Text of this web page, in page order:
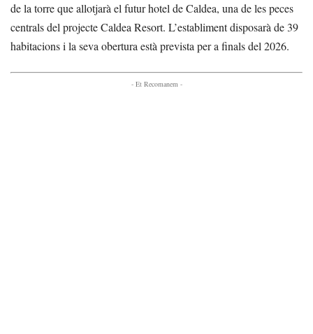
de la torre que allotjarà el futur hotel de Caldea, una de les peces
centrals del projecte Caldea Resort. L’establiment disposarà de 39
habitacions i la seva obertura està prevista per a finals del 2026.
- Et Recomanem -